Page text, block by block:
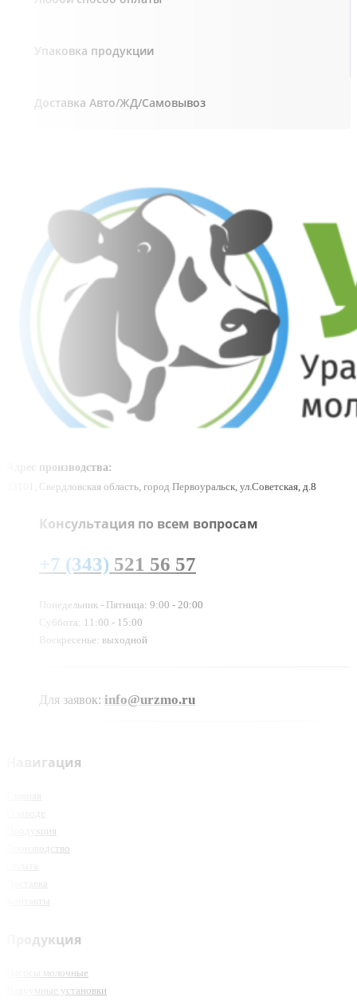
Упаковка продукции
Доставка Авто/ЖД/Самовывоз
Адрес производства:
23101, Свердловская область, город Первоуральск, ул.Советская, д.8
Консультация по всем вопросам
+7 (343) 521 56 57
Понедельник - Пятница: 9:00 - 20:00
Суббота: 11:00 - 15:00
Воскресенье: выходной
Для заявок: info@urzmo.ru
Навигация
Главная
О заводе
Продукция
Производство
Доставка
Контакты
Продукция
Насосы молочные
Вакуумные установки